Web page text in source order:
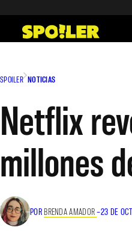
contenido
SPOILER NOTICIAS
Netflix
millones
POR BRENDA AMADOR–23 DE